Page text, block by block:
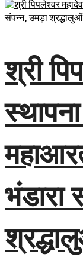
श्री
भंडारा